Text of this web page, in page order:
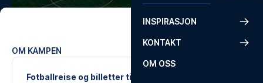
INSPIRASJON
KONTAKT
OM OSS
OM KAMPEN
Fotballreise og billetter til Como mot Lazio